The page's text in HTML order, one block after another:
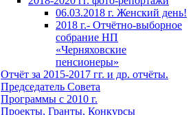
06.03.2018 г. Женский день!
2018 г.- Отчётно-выборное
собрание НП
«Черняховские
пенсионеры»
Отчёт за 2015-2017 гг. и др. отчёты.
Председатель Совета
Программы с 2010 г.
Проекты, Гранты, Конкурсы